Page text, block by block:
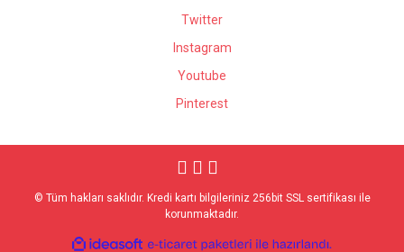
Twitter
Instagram
Youtube
Pinterest
© Tüm hakları saklıdır. Kredi kartı bilgileriniz 256bit SSL sertifikası ile
korunmaktadır.
ideasoft e-